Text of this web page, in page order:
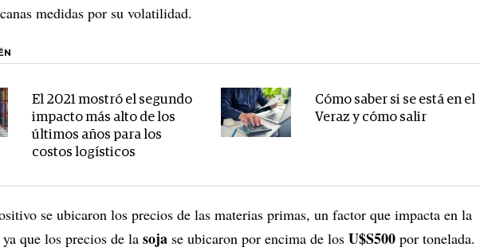
medidas por su volatilidad.
El 2021 mostró el segundo
impacto más alto de los
últimos años para los
costos logísticos
Cómo saber si se está en el
Veraz y cómo salir
se ubicaron los precios de las materias primas, un factor que impacta en la
que los precios de la soja se ubicaron por encima de los U$S500 por tonelada.